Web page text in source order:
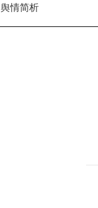
舆情简析